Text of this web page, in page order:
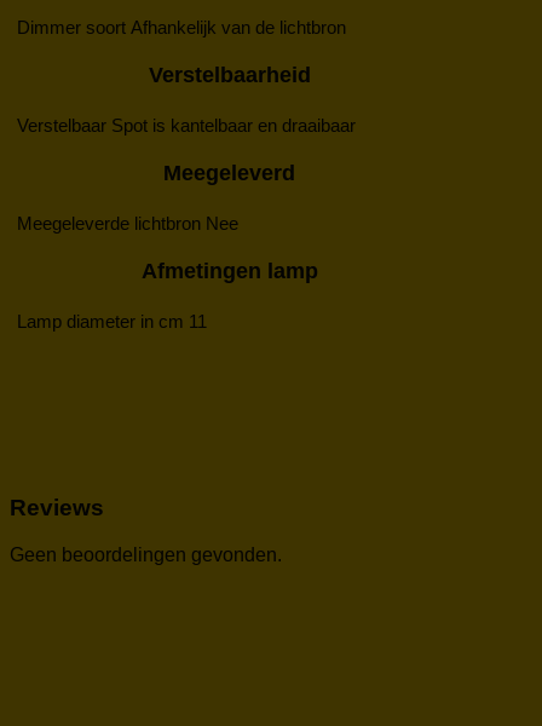
Dimmer soort Afhankelijk van de lichtbron
Verstelbaarheid
Verstelbaar Spot is kantelbaar en draaibaar
Meegeleverd
Meegeleverde lichtbron Nee
Afmetingen lamp
Lamp diameter in cm 11
Reviews
Geen beoordelingen gevonden.